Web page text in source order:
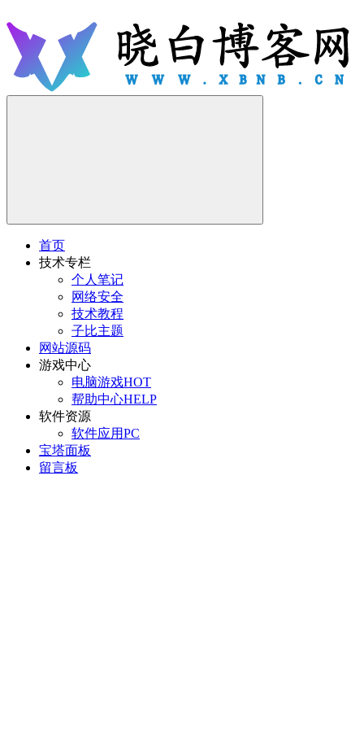
首页
技术专栏
个人笔记
网络安全
技术教程
子比主题
网站源码
游戏中心
电脑游戏HOT
帮助中心HELP
软件资源
软件应用PC
宝塔面板
留言板